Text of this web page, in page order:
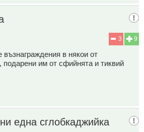
9
3
възнаграждения в някои от
подарени им от сфийнята и тиквий
една сглобкаджийка